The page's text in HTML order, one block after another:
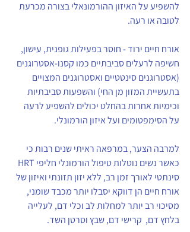
להשפיע על האיזון ההורמונאלי בצורה מכרעת
לטובה או רעה.
אורח חיים ירוד - חוסר בפעילות גופנית, עישון,
חשיפה לרעלים סביבתיים כמו קסנו-אסטרוגנים
(אסטרוגנים סינטטיים ואסטרוגנים המצויים
בתעשיית המזון מן החי) והשפעות סביבתיות
וכימיות אחרות בהחלט יכולים להשפיע לרעה
על הסימפטומים ועל איזון הורמונלי.
למרבה הצער, במרפאה ראיתי שנים רבות כי
סינתטי לאורך זמן רב, ללא יזון תזונתי ואיזון של
אורח חיים הן דווקא יסבלו יותר מכבד שומני,
מסיכוי רב יותר למחלות לב וכלי דם, לעלייה
בלחץ דם,  קרישי דם, שבץ וסרטן השד.